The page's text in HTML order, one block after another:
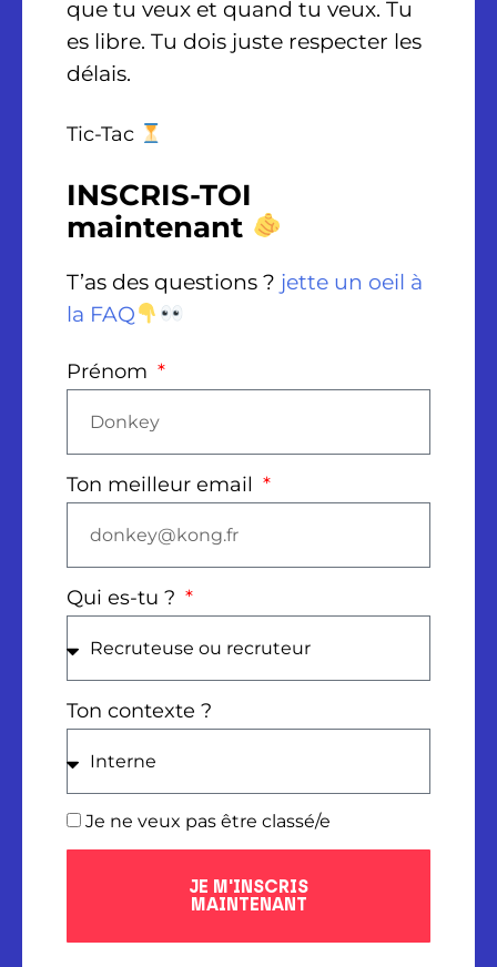
que tu veux et quand tu veux. Tu
es libre. Tu dois juste respecter les
délais.
Tic-Tac
INSCRIS-TOI
maintenant
T’as des questions ? jette un oeil à
la FAQ
Prénom
Ton meilleur email
Qui es-tu ?
Ton contexte ?
Je ne veux pas être classé/e
JE M'INSCRIS
MAINTENANT